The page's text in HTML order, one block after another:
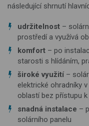
následující shrnutí
udržitelnost –
prostředí a využívá
komfort – po
starosti s hlídáním,
široké využití–
elektrické ohradníky
oblastí bez přístupu
snadná instalace –
solárního panelu